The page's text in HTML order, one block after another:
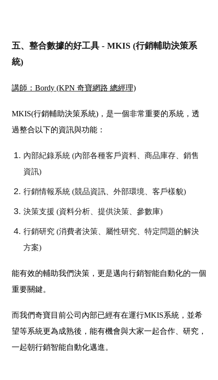
五、整合數據的好工具 - MKIS (行銷輔助決策系
統)
講師：Bordy (KPN 奇寶網路 總經理)
MKIS(行銷輔助決策系統)，是一個非常重要的系統，透
過整合以下的資訊與功能：
內部紀錄系統 (內部各種客戶資料、商品庫存、銷售
資訊)
行銷情報系統 (競品資訊、外部環境、客戶樣貌)
決策支援 (資料分析、提供決策、參數庫)
行銷研究 (消費者決策、屬性研究、特定問題的解決
方案)
能有效的輔助我們決策，更是邁向行銷智能自動化的一個
重要關鍵。
而我們奇寶目前公司內部已經有在運行MKIS系統，並希
望等系統更為成熟後，能有機會與大家一起合作、研究，
一起朝行銷智能自動化邁進。